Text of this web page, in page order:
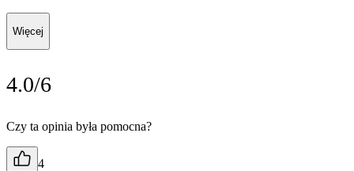
Więcej
4.0/6
Czy ta opinia była pomocna?
4